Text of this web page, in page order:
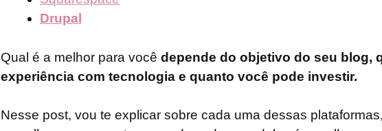
Drupal
Qual é a melhor para você depende do objetivo do seu blog,
experiência com tecnologia e quanto você pode investir.
Nesse post, vou te explicar sobre cada uma dessas